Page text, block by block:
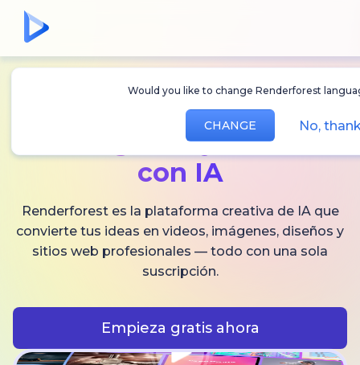
Would you like to change Renderforest
CHANGE No,
videos,
imágenesy audio
con IA
Renderforest es la plataforma creativa de IA que
convierte tus ideas en videos, imágenes, diseños y
sitios web profesionales — todo con una sola
suscripción.
Empieza gratis ahora